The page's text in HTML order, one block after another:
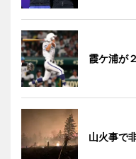
霞ケ浦が
山火事で